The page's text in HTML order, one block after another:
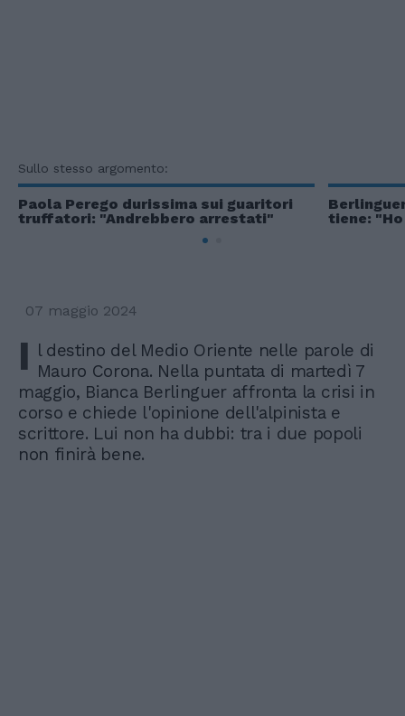
Sullo stesso argomento:
Paola Perego durissima sui guaritori
truffatori: "Andrebbero arrestati"
tiene:
07 maggio 2024
I l destino del Medio Oriente nelle parole di
Mauro Corona. Nella puntata di martedì 7
maggio, Bianca Berlinguer affronta la crisi in
corso e chiede l'opinione dell'alpinista e
scrittore. Lui non ha dubbi: tra i due popoli
non finirà bene.